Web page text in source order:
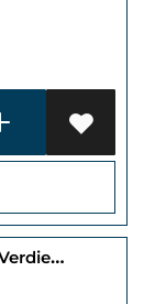
Zij Lacht Bijbel in een jaar Verdiepingsgids